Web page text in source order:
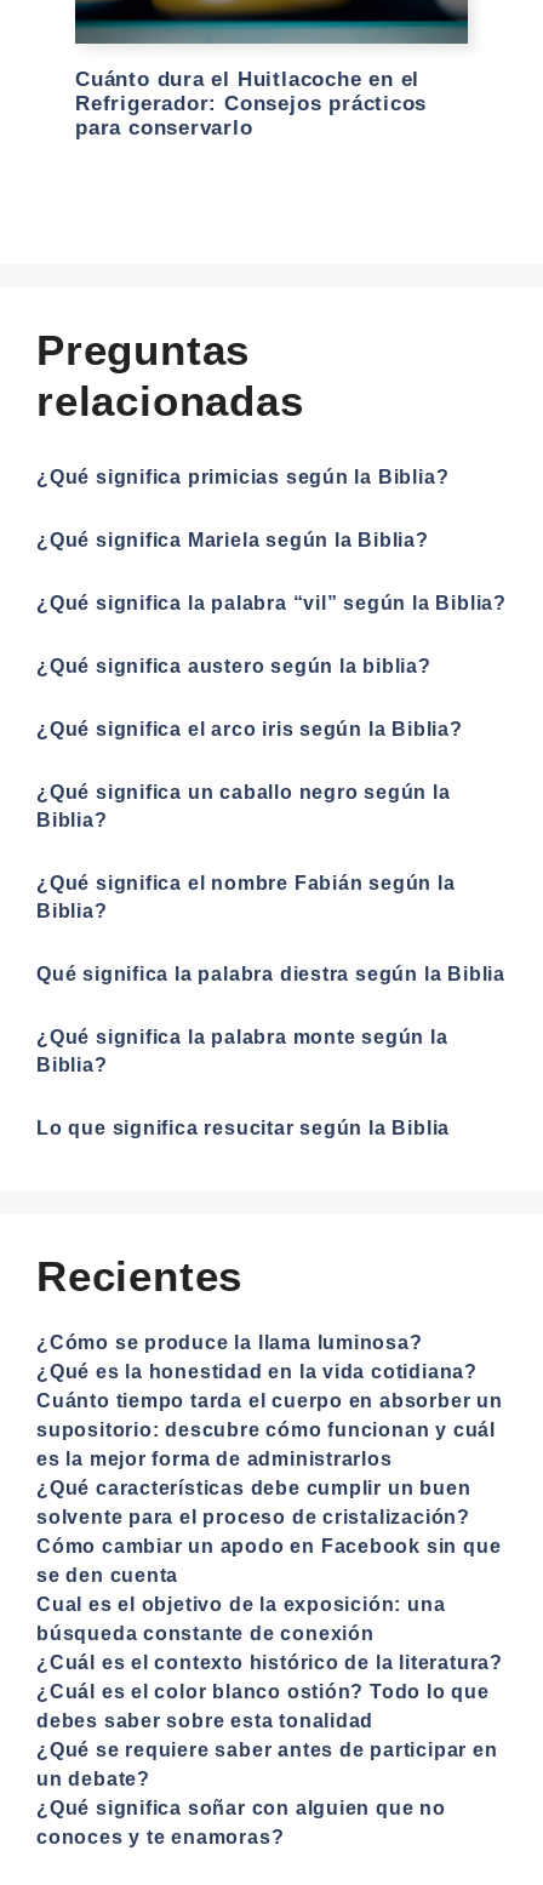
Cuánto dura el Huitlacoche en el
Refrigerador: Consejos prácticos
para conservarlo
Preguntas
relacionadas
¿Qué significa primicias según la Biblia?
¿Qué significa Mariela según la Biblia?
¿Qué significa la palabra “vil” según la Biblia?
¿Qué significa austero según la biblia?
¿Qué significa el arco iris según la Biblia?
¿Qué significa un caballo negro según la
Biblia?
¿Qué significa el nombre Fabián según la
Biblia?
Qué significa la palabra diestra según la Biblia
¿Qué significa la palabra monte según la
Biblia?
Lo que significa resucitar según la Biblia
Recientes
¿Cómo se produce la llama luminosa?
¿Qué es la honestidad en la vida cotidiana?
Cuánto tiempo tarda el cuerpo en absorber un
supositorio: descubre cómo funcionan y cuál
es la mejor forma de administrarlos
¿Qué características debe cumplir un buen
solvente para el proceso de cristalización?
Cómo cambiar un apodo en Facebook sin que
se den cuenta
Cual es el objetivo de la exposición: una
búsqueda constante de conexión
¿Cuál es el contexto histórico de la literatura?
¿Cuál es el color blanco ostión? Todo lo que
debes saber sobre esta tonalidad
¿Qué se requiere saber antes de participar en
un debate?
¿Qué significa soñar con alguien que no
conoces y te enamoras?